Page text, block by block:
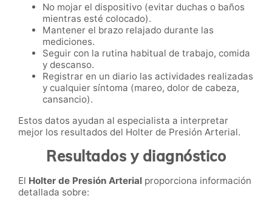
No mojar el dispositivo (evitar duchas o baños
mientras esté colocado).
Mantener el brazo relajado durante las
mediciones.
Seguir con la rutina habitual de trabajo, comida
y descanso.
Registrar en un diario las actividades realizadas
y cualquier síntoma (mareo, dolor de cabeza,
cansancio).
Estos datos ayudan al especialista a interpretar
mejor los resultados del Holter de Presión Arterial.
Resultados y diagnóstico
El Holter de Presión Arterial proporciona información
detallada sobre: